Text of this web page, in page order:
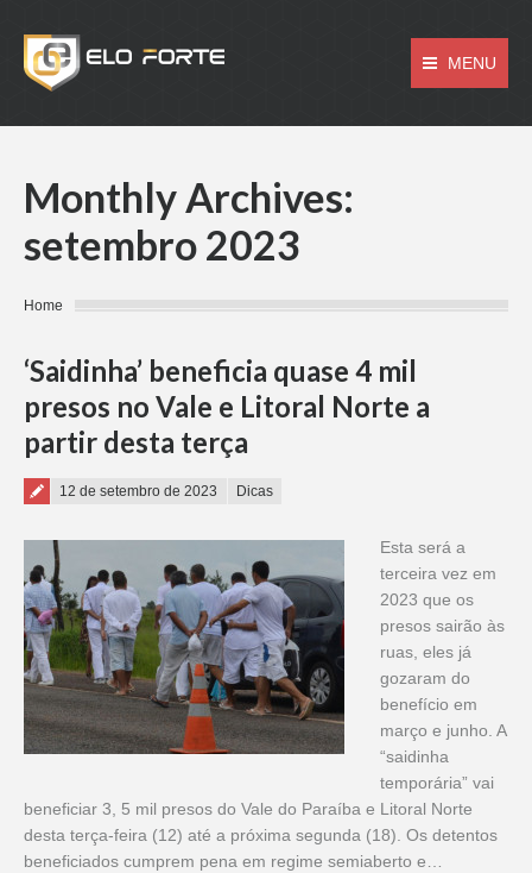
MENU
Monthly Archives:
setembro 2023
You are here:
Home
‘Saidinha’ beneficia quase 4 mil
presos no Vale e Litoral Norte a
partir desta terça
Posted on
12 de setembro de 2023 Dicas
Esta será a
terceira vez em
2023 que os
presos sairão às
ruas, eles já
gozaram do
benefício em
março e junho. A
“saidinha
temporária” vai
beneficiar 3, 5 mil presos do Vale do Paraíba e Litoral Norte
desta terça-feira (12) até a próxima segunda (18). Os detentos
beneficiados cumprem pena em regime semiaberto e…